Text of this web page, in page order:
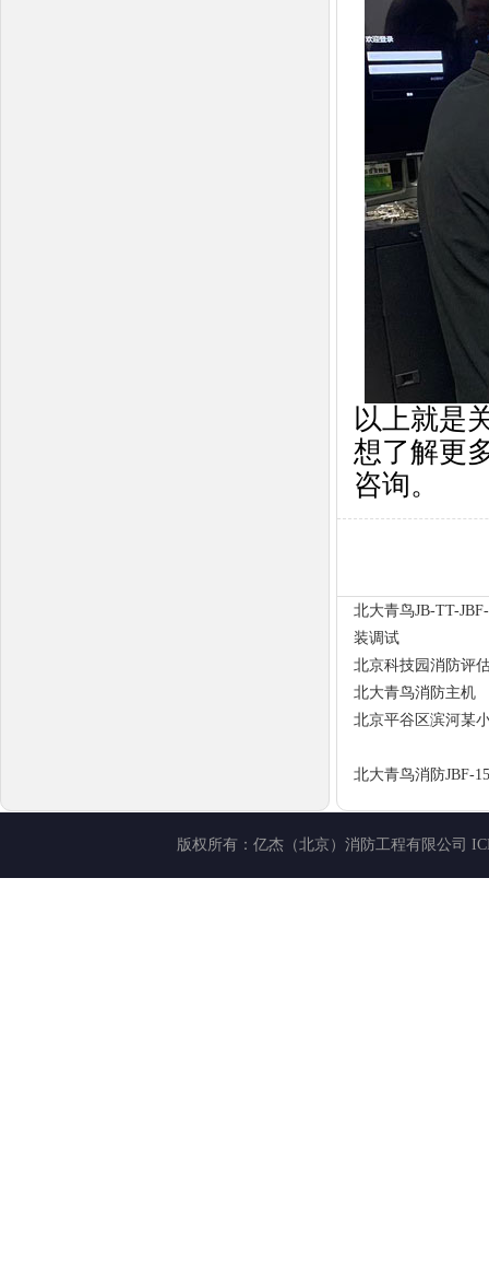
以上就是
想了解更
咨询。
北大青鸟JB-TT-
装调试
北京科技园消防评
北大青鸟消防主机
北京平谷区滨河某
北大青鸟消防JBF-
版权所有： 亿杰（北京）消防工程有限公司